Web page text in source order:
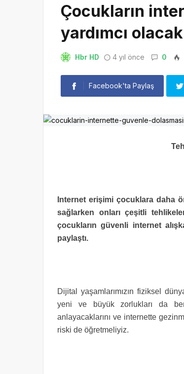
Çocukların
yardımcı
Hbr HD 4 yıl önce 0
Facebook'ta Paylaş
Internet erişimi çocuklara daha
sağlarken onları çeşitli
çocukların güvenli internet
paylaştı.
Dijital yaşamlarımızın fiziksel
yeni ve büyük zorlukları da
anlayacaklarını ve internette
riski de öğretmeliyiz.